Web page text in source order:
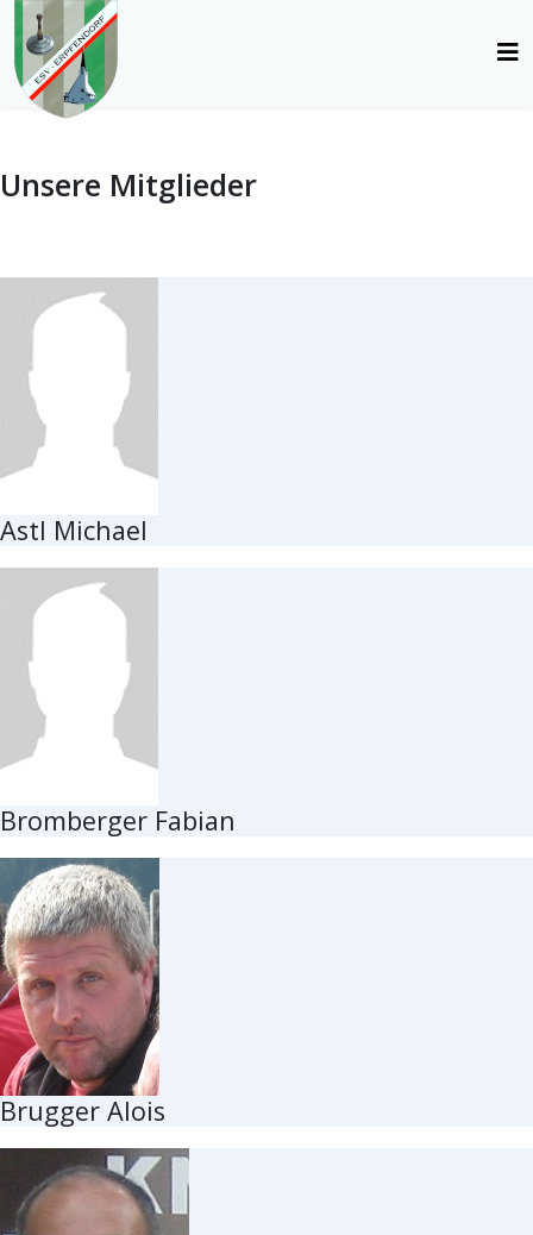
Unsere Mitglieder
Astl Michael
Bromberger Fabian
Brugger Alois